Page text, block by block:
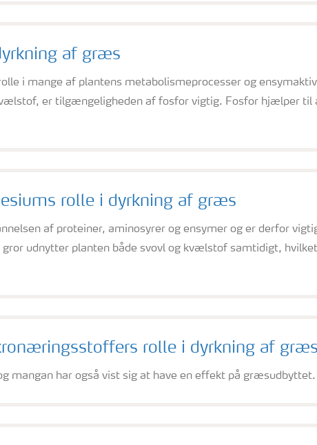
af græs
i mange af plantens metabolismeprocesser og
er tilgængeligheden af fosfor vigtig. Fosfor hjælper til
rolle i dyrkning af græs
af proteiner, aminosyrer og ensymer og er derfor
udnytter planten både svovl og kvælstof samtidigt,
rolle i dyrkning af græs
mangan har også vist sig at have en effekt på græsudbyttet.